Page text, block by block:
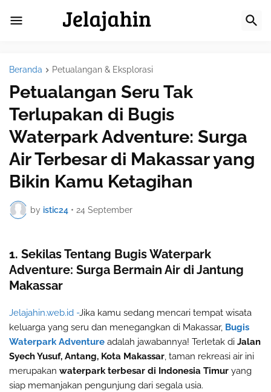
Beranda Petualangan & Eksplorasi
Petualangan Seru Tak
Terlupakan di Bugis
Waterpark Adventure: Surga
Air Terbesar di Makassar yang
Bikin Kamu Ketagihan
by istic24 • 24 September
1. Sekilas Tentang Bugis Waterpark
Adventure: Surga Bermain Air di Jantung
Makassar
Jelajahin.web.id -Jika kamu sedang mencari tempat wisata
keluarga yang seru dan menegangkan di Makassar, Bugis
Waterpark Adventure adalah jawabannya! Terletak di Jalan
Syech Yusuf, Antang, Kota Makassar, taman rekreasi air ini
merupakan waterpark terbesar di Indonesia Timur yang
siap memanjakan pengunjung dari segala usia.